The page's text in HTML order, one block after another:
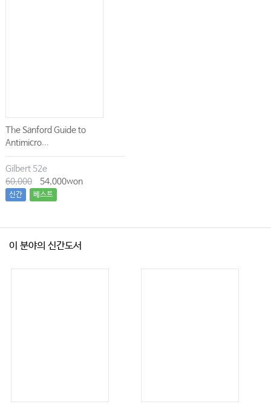
The Sanford Guide to
Antimicro...
Gilbert 52e
60,000
54,000won
신간 베스트
이 분야의 신간도서